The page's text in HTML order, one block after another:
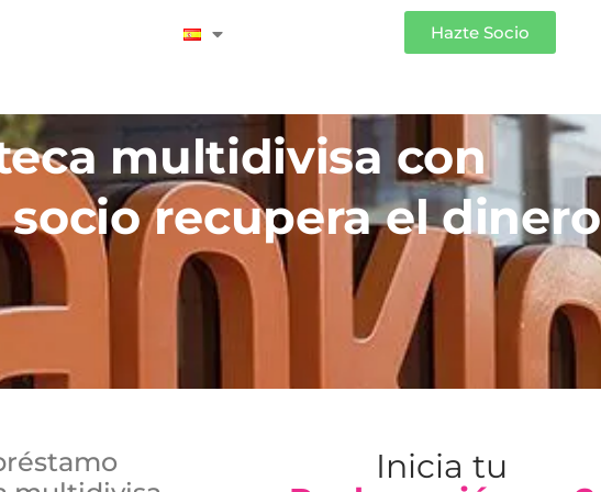
Hazte Socio
multidivisa con
recupera el dinero
Inicia tu